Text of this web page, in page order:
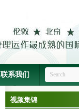
联系我们
视频集锦